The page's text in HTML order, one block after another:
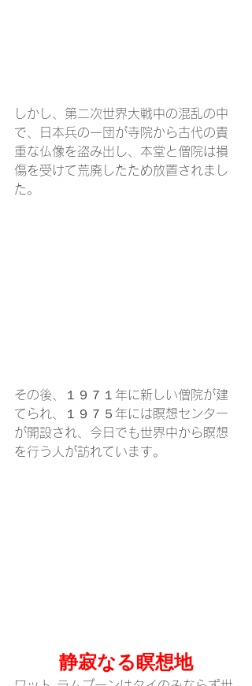
しかし、第二次世界大戦中の混乱の中
で、日本兵の一団が寺院から古代の貴
重な仏像を盗み出し、本堂と僧院は損
傷を受けて荒廃したため放置されまし
た。
その後、１９７１年に新しい僧院が建
てられ、１９７５年には瞑想センター
が開設され、今日でも世界中から瞑想
を行う人が訪れています。
静寂なる瞑想地